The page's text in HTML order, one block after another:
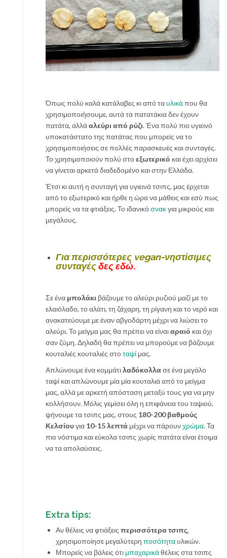
Όπως πολύ καλά κατάλαβες κι από ταυλικάπου θα
χρησιμοποιήσουμε, αυτά τα πατατάκια δεν έχουν
πατάτα, αλλάαλεύρι από ρύζι. Ένα πολύ πιο υγιεινό
υποκατάστατο της πατάτας που μπορείς να το
χρησιμοποιήσεις σε πολλές παρασκευές και συνταγές.
Το χρησιμοποιούν πολύ στοεξωτερικό και έχει αρχίσει
να γίνεται αρκετά διαδεδομένο και στην Ελλάδα.
Έτσι κι αυτή η συνταγή για υγιεινά τσιπς, μας έρχεται
από το εξωτερικό και ήρθε η ώρα να μάθεις και εσύ πως
μπορείς να τα φτιάξεις. Το ιδανικόσνακγια μικρούς και
μεγάλους.
Για περισσότερες vegan-νηστίσιμες
συνταγέςδες εδώ.
Σε ένα μπολάκι βάζουμε το αλεύρι ρυζιού μαζί με το
ελαιόλαδο, το αλάτι, τη ζάχαρη, τη ρίγανη και το νερό και
ανακατεύουμε με έναν αβγοδάρτη μέχρι να λιώσει το
αλεύρι. Το μείγμα μας θα πρέπει να είναιαραιό και όχι
σαν ζύμη. Δηλαδή θα πρέπει να μπορούμε να βάζουμε
κουταλιές κουταλιές στοταψί μας.
Απλώνουμε ένα κομμάτιλαδόκολλασε ένα μεγάλο
ταψί και απλώνουμε μία μία κουταλιά από το μείγμα
μας, αλλά με αρκετή απόσταση μεταξύ τους για να μην
κολλήσουν. Μόλις γεμίσει όλη η επιφάνεια του ταψιού,
ψήνουμε τα τσιπς μας, στους 180-200 βαθμούς
Κελσίουγια 10-15 λεπτά μέχρι να πάρουνχρώμα. Τα
πιο νόστιμα και εύκολα τσιπς χωρίς πατάτα είναι έτοιμα
να τα απολαύσεις.
Extra tips:
Αν θέλεις να φτιάξεις περισσότερα τσιπς,
χρησιμοποίησε μεγαλύτερη ποσότητα υλικών.
Μπορείς να βάλεις ότι μπαχαρικάθέλεις στα τσιπς